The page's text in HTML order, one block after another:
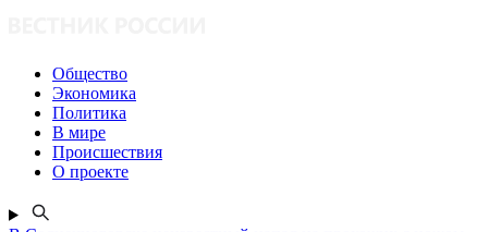
Общество
Экономика
Политика
В мире
Происшествия
О проекте